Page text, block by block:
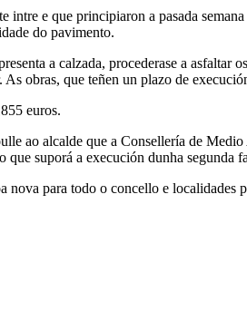
intre e que principiaron a pasada
do pavimento.
a calzada, procederase a
obras, que teñen un plazo de
euros.
ao alcalde que a Consellería de
que suporá a execución dunha segunda
nova para todo o concello e